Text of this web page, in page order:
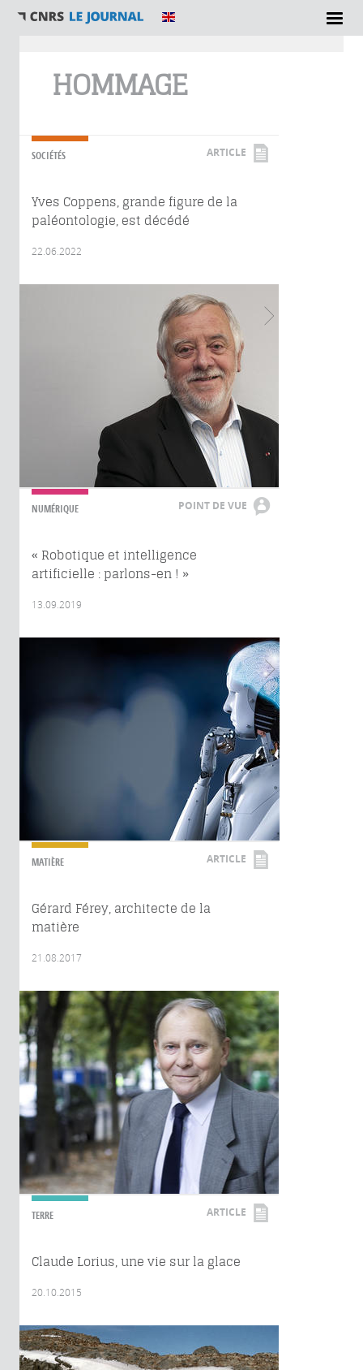
HOMMAGE
SOCIÉTÉS ARTICLE
Yves Coppens, grande figure de la
paléontologie, est décédé
22.06.2022
NUMÉRIQUE POINT DE VUE
« Robotique et intelligence
artificielle : parlons-en ! »
13.09.2019
MATIÈRE ARTICLE
Gérard Férey, architecte de la
matière
21.08.2017
TERRE ARTICLE
Claude Lorius, une vie sur la glace
20.10.2015